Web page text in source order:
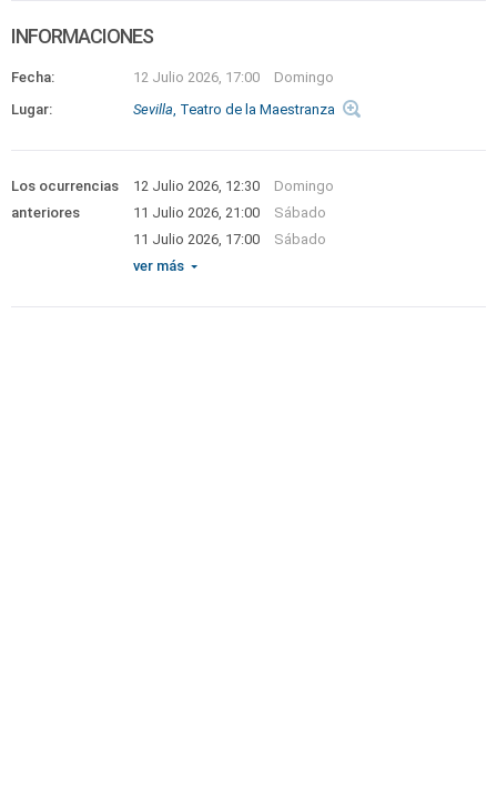
INFORMACIONES
Fecha: 12 Julio 2026, 17:00
Domingo
Lugar:
Sevilla, Teatro de la Maestranza
Los ocurrencias
anteriores
12 Julio 2026, 12:30
Domingo
11 Julio 2026, 21:00
Sábado
11 Julio 2026, 17:00
Sábado
ver más